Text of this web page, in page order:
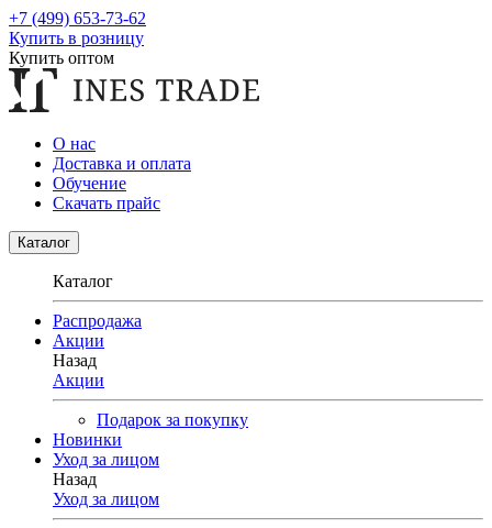
+7 (499) 653-73-62
Купить в розницу
Купить оптом
О нас
Доставка и оплата
Обучение
Скачать прайс
Каталог
Каталог
Распродажа
Акции
Назад
Акции
Подарок за покупку
Новинки
Уход за лицом
Назад
Уход за лицом